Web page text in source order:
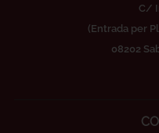
C/
(Entrada per
08202